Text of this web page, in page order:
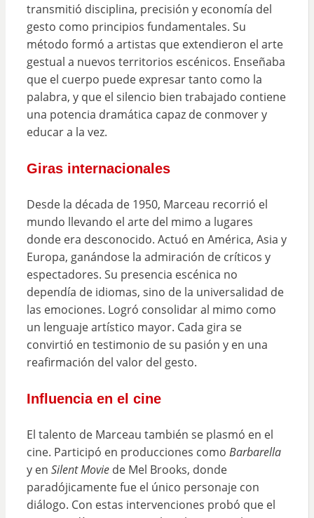
transmitió disciplina, precisión y economía del
gesto como principios fundamentales. Su
método formó a artistas que extendieron el arte
gestual a nuevos territorios escénicos. Enseñaba
que el cuerpo puede expresar tanto como la
palabra, y que el silencio bien trabajado contiene
una potencia dramática capaz de conmover y
educar a la vez.
Giras internacionales
Desde la década de 1950, Marceau recorrió el
mundo llevando el arte del mimo a lugares
donde era desconocido. Actuó en América, Asia y
Europa, ganándose la admiración de críticos y
espectadores. Su presencia escénica no
dependía de idiomas, sino de la universalidad de
las emociones. Logró consolidar al mimo como
un lenguaje artístico mayor. Cada gira se
convirtió en testimonio de su pasión y en una
reafirmación del valor del gesto.
Influencia en el cine
El talento de Marceau también se plasmó en el
cine. Participó en producciones como Barbarella
y en Silent Moviede Mel Brooks, donde
paradójicamente fue el único personaje con
diálogo. Con estas intervenciones probó que el